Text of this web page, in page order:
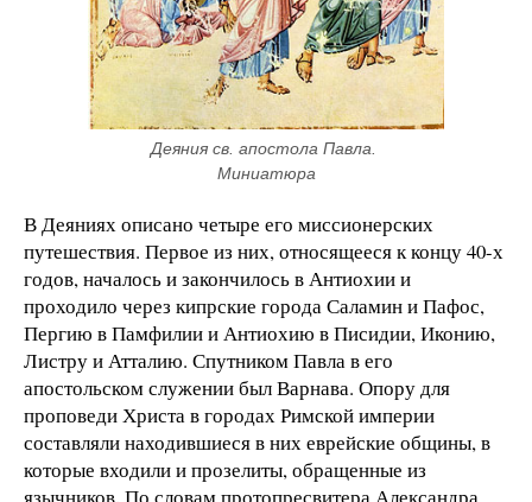
Деяния св. апостола Павла.
Миниатюра
В Деяниях описано четыре его миссионерских
путешествия. Первое из них, относящееся к концу 40-х
годов, началось и закончилось в Антиохии и
проходило через кипрские города Саламин и Пафос,
Пергию в Памфилии и Антиохию в Писидии, Иконию,
Листру и Атталию. Спутником Павла в его
апостольском служении был Варнава. Опору для
проповеди Христа в городах Римской империи
составляли находившиеся в них еврейские общины, в
которые входили и прозелиты, обращенные из